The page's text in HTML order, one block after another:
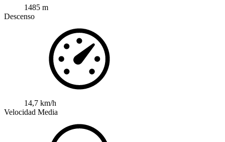
1485 m
Descenso
14,7 km/h
Velocidad Media